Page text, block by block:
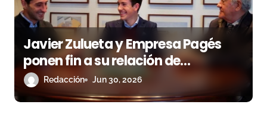
Javier Zulueta y Empresa Pagés
ponen fin a su relación de
apoderamiento
Redacción Jun 30, 2026